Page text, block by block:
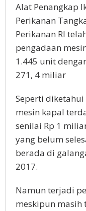
Alat Penangkap
Perikanan
Perikanan RI
pengadaan
1.445 unit
271, 4 miliar
Seperti
mesin kapal
senilai Rp 1
yang belum
berada di
2017.
Namun terjadi
meskipun masih